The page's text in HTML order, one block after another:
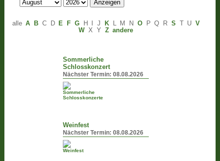
alle A B C D E F G H J K L M N O P Q R S U V
W X Y Z andere
Sommerliche
Schlosskonzert
Nächster Termin:08.08.2026
Weinfest
Nächster Termin:08.08.2026